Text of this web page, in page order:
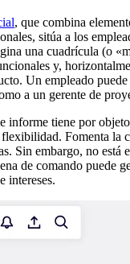
, que combina
sitúa a los
una cuadrícula (o
y,
Un empleado
a un gerente de
informe tiene por
Fomenta la
Sin embargo, no está
de comando puede
intereses.